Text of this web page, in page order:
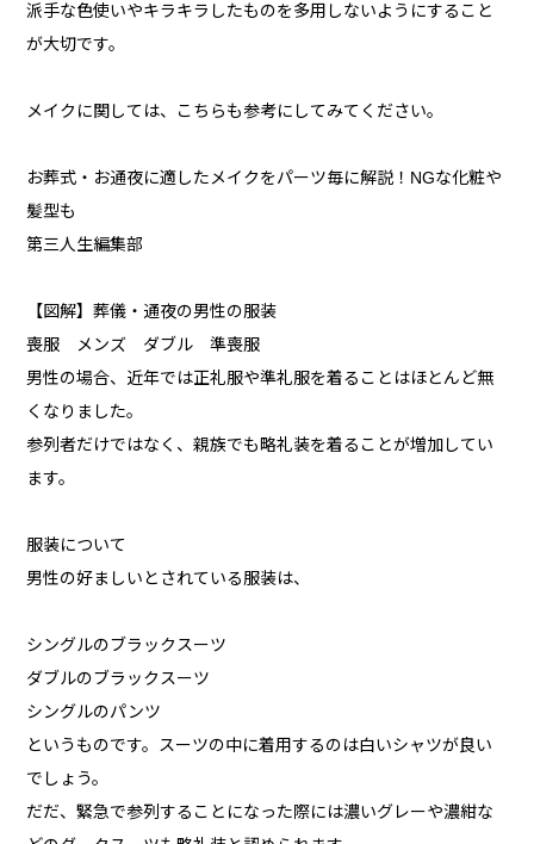
派手な色使いやキラキラしたものを多用しないようにすること
が大切です。
メイクに関しては、こちらも参考にしてみてください。
お葬式・お通夜に適したメイクをパーツ毎に解説！NGな化粧や
髪型も
第三人生編集部
【図解】葬儀・通夜の男性の服装
喪服 メンズ ダブル 準喪服
男性の場合、近年では正礼服や準礼服を着ることはほとんど無
くなりました。
参列者だけではなく、親族でも略礼装を着ることが増加してい
ます。
服装について
男性の好ましいとされている服装は、
シングルのブラックスーツ
ダブルのブラックスーツ
シングルのパンツ
というものです。スーツの中に着用するのは白いシャツが良い
でしょう。
だだ、緊急で参列することになった際には濃いグレーや濃紺な